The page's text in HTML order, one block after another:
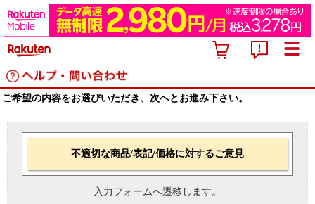
ご希望の内容をお選びいただき、次へとお進み下さい。
不適切な商品/表記/価格に対するご意見
入力フォームへ遷移します。